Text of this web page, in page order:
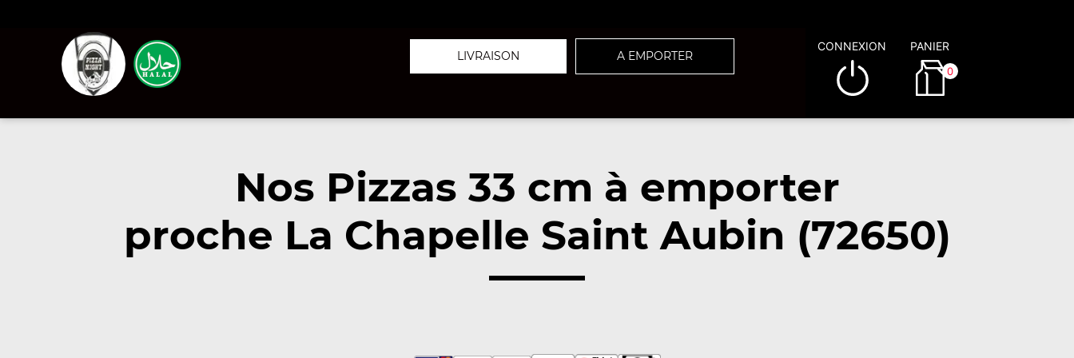
LIVRAISON A EMPORTER
CONNEXION PANIER
0
Nos Pizzas 33 cm à emporter
proche La Chapelle Saint Aubin (72650)